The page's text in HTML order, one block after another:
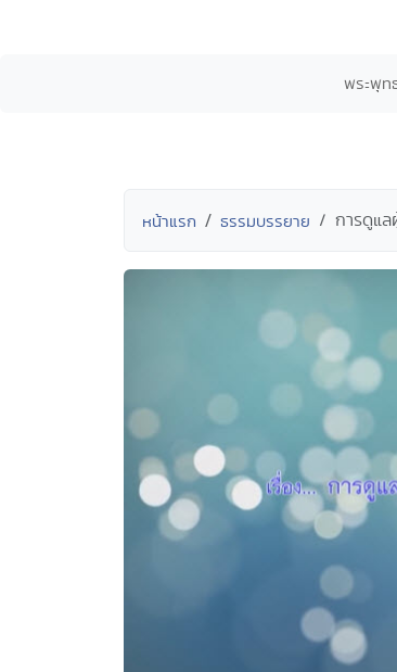
พระพุท
หน้าแรก ธรรมบรรยาย การดูแล